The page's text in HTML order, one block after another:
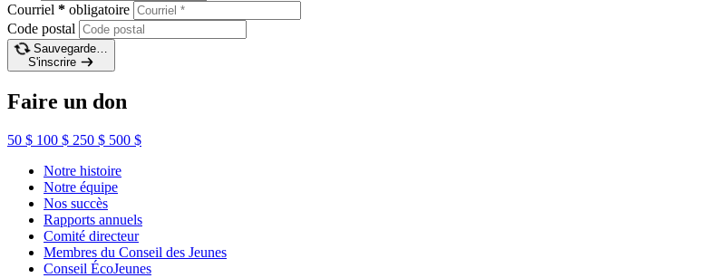
Courriel * obligatoire
Code postal
Sauvegarde…
S'inscrire
Faire un don
50 $ 100 $ 250 $ 500 $
Notre histoire
Notre équipe
Nos succès
Rapports annuels
Comité directeur
Membres du Conseil des Jeunes
Conseil ÉcoJeunes